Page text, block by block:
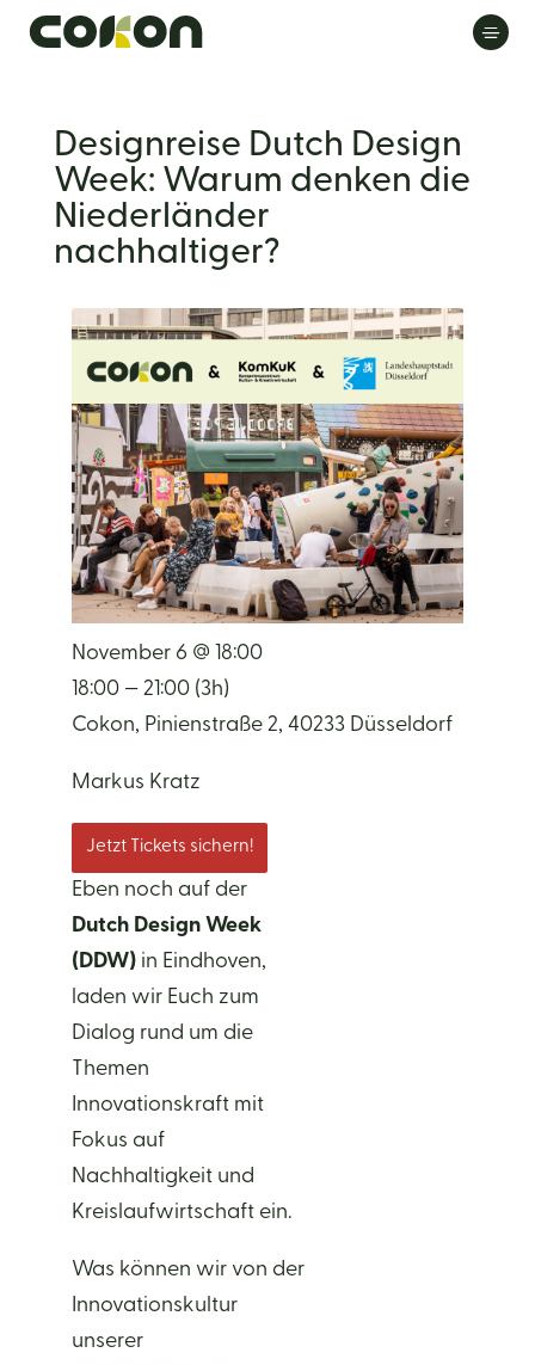
Designreise Dutch Design
Week: Warum denken die
Niederländer
nachhaltiger?
Eben noch auf der
Dutch Design Week
(DDW)in Eindhoven,
laden wir Euch zum
Dialog rund um die
Themen
Innovationskraft mit
Fokus auf
Nachhaltigkeit und
Kreislaufwirtschaft ein.
Was können wir von der
Innovationskultur
unserer
November 6 @ 18:00
18:00 — 21:00 (3h)
Cokon, Pinienstraße 2, 40233 Düsseldorf
Markus Kratz
Jetzt Tickets sichern!